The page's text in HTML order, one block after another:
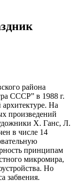
района
CССР” в 1988 г.
архитектуре. На
произведений
Х. Ганс, Л.
в числе 14
принципам
микромира,
Но
забвения.